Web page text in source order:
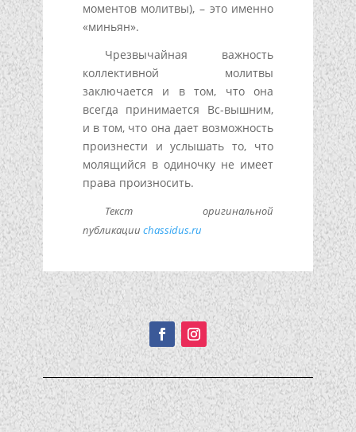
моментов молитвы), – это именно
«миньян».
Чрезвычайная важность
коллективной молитвы
заключается и в том, что она
всегда принимается Вс-вышним,
и в том, что она дает возможность
произнести и услышать то, что
молящийся в одиночку не имеет
права произносить.
Текст оригинальной
публикации chassidus.ru
Подписывайтесь!